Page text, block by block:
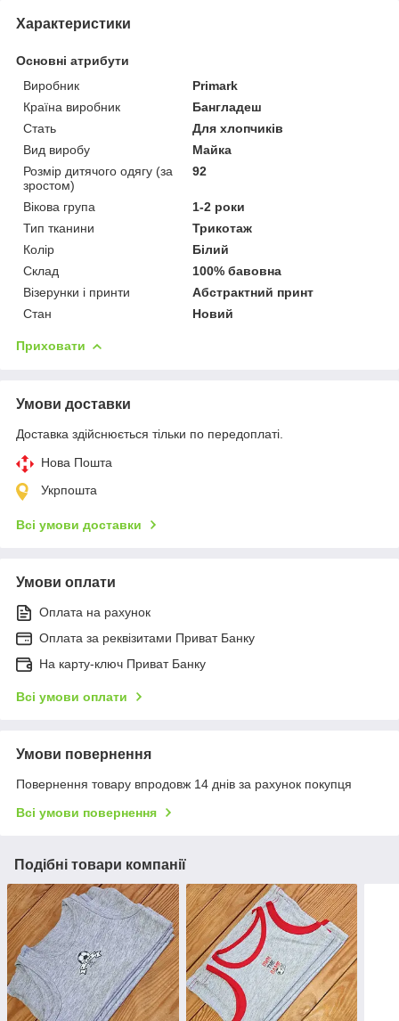
Характеристики
Основні атрибути
Виробник
Primark
Країна виробник
Бангладеш
Стать
Для хлопчиків
Вид виробу
Майка
Розмір дитячого одягу (за
зростом)
92
Вікова група
1-2 роки
Тип тканини
Трикотаж
Колір
Білий
Склад
100% бавовна
Візерунки і принти
Абстрактний принт
Стан
Новий
Приховати
Умови доставки
Доставка здійснюється тільки по передоплаті.
Нова Пошта
Укрпошта
Всі умови доставки
Умови оплати
Оплата на рахунок
Оплата за реквізитами Приват Банку
На карту-ключ Приват Банку
Всі умови оплати
Умови повернення
Повернення товару впродовж 14 днів за рахунок покупця
Всі умови повернення
Подібні товари компанії